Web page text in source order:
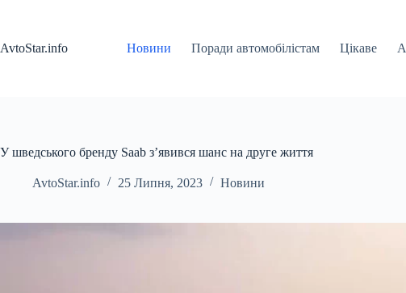
AvtoStar.info
Новини Поради автомобілістам Цікаве
У шведського бренду Saab з’явився шанс на друге життя
AvtoStar.info 25 Липня, 2023 Новини